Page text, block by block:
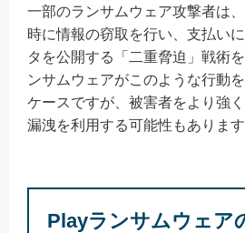
一部のランサムウェア攻撃者は
時に情報の窃取を行い、支払い
タを公開する「二重脅迫」戦術
ンサムウェアがこのような行動
ケースですが、被害者をより強
漏洩を利用する可能性もあります
Playランサムウェア